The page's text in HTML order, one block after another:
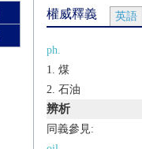
權威釋義 英語
ph.
煤
石油
辨析
同義參見: